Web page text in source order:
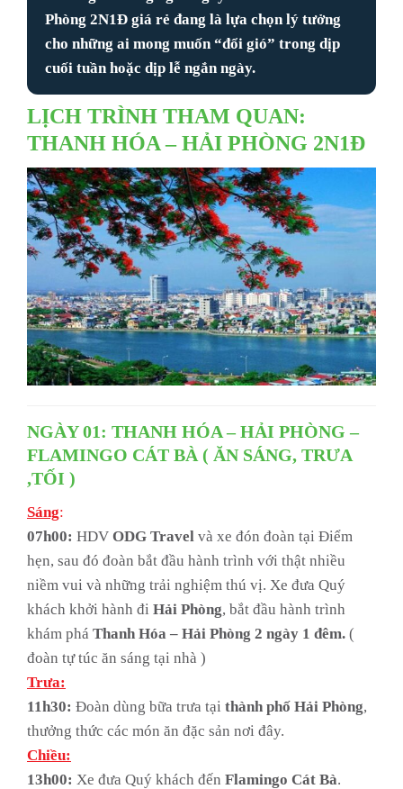
Phòng 2N1Đ giá rẻ đang là lựa chọn lý tưởng
cho những ai mong muốn “đổi gió” trong dịp
cuối tuần hoặc dịp lễ ngắn ngày.
LỊCH TRÌNH THAM QUAN:
THANH HÓA – HẢI PHÒNG 2N1Đ
NGÀY 01: THANH HÓA – HẢI PHÒNG –
FLAMINGO CÁT BÀ ( ĂN SÁNG, TRƯA
,TỐI )
Sáng:
07h00: HDV ODG Travel và xe đón đoàn tại Điểm
hẹn, sau đó đoàn bắt đầu hành trình với thật nhiều
niềm vui và những trải nghiệm thú vị. Xe đưa Quý
khách khởi hành đi Hải Phòng, bắt đầu hành trình
khám phá Thanh Hóa – Hải Phòng 2 ngày 1 đêm. (
đoàn tự túc ăn sáng tại nhà )
Trưa:
11h30: Đoàn dùng bữa trưa tại thành phố Hải Phòng,
thưởng thức các món ăn đặc sản nơi đây.
Chiều:
13h00: Xe đưa Quý khách đến Flamingo Cát Bà.